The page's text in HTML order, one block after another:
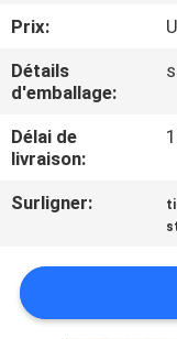
L'USINE
CONTRÔLE
DE
QUALITÉ
NOUVELLES
Prix:
Détails
d'emballage:
Délai de
livraison:
Surligner: